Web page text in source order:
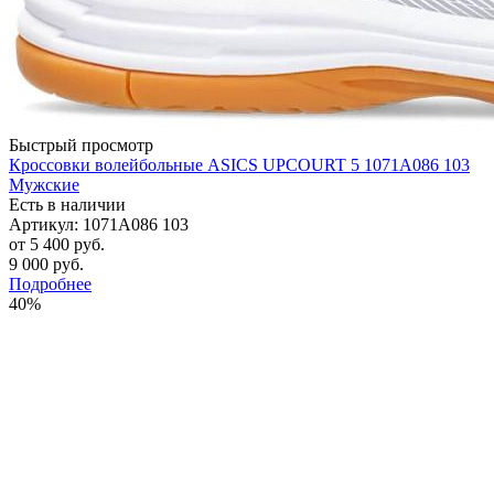
Быстрый просмотр
Кроссовки волейбольные ASICS UPCOURT 5 1071A086 103
Мужские
Есть в наличии
Артикул: 1071A086 103
от 5 400 руб.
9 000 руб.
Подробнее
40%